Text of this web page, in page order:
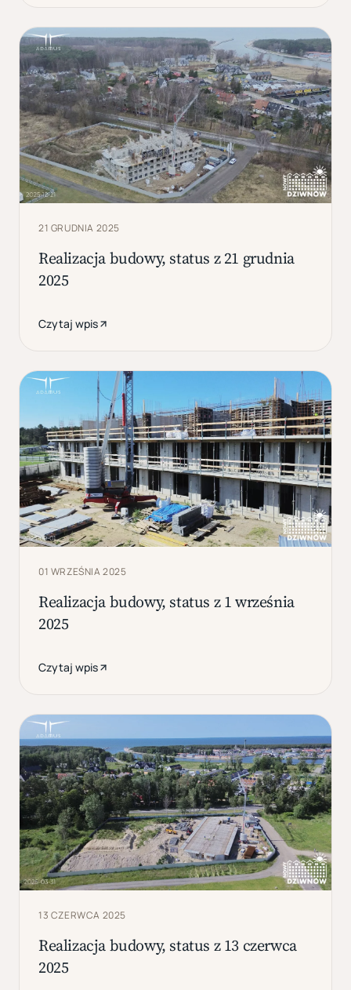
21 GRUDNIA 2025
Realizacja budowy, status z 21 grudnia
2025
Czytaj wpis
01 WRZEŚNIA 2025
Realizacja budowy, status z 1 września
2025
Czytaj wpis
13 CZERWCA 2025
Realizacja budowy, status z 13 czerwca
2025